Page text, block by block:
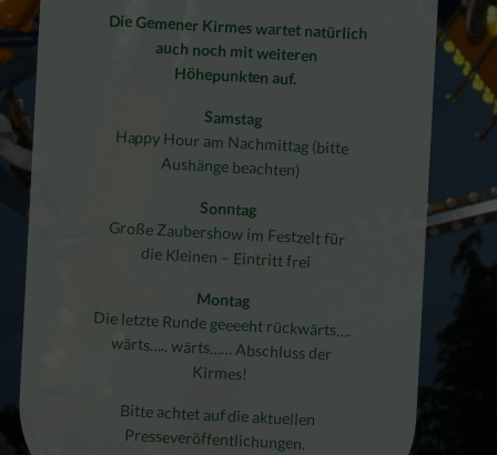
Die Gemener Kirmes wartet natürlich
auch noch mit weiteren
Höhepunkten auf.
Samstag
Happy Hour am Nachmittag (bitte
Aushänge beachten)
Sonntag
Große Zaubershow im Festzelt für
die Kleinen – Eintritt frei
Montag
Die letzte Runde geeeeht rückwärts….
wärts….. wärts…… Abschluss der
Kirmes!
Bitte achtet auf die aktuellen
Presseveröffentlichungen.